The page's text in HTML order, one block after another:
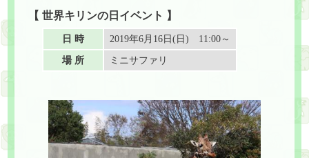
【 世界キリンの日イベント 】
日 時
2019年6月16日(日) 11:00～
場 所
ミニサファリ